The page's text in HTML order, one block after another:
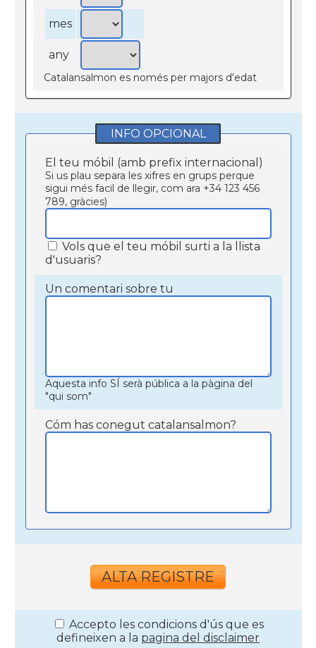
mes
any
Catalansalmon es només per majors d'edat
INFO OPCIONAL
El teu móbil (amb prefix internacional)
Si us plau separa les xifres en grups perque
sigui més facil de llegir, com ara +34 123 456
789, gràcies)
d'usuaris?
Un comentari sobre tu
Aquesta info SÍ serà pública a la pàgina del
"qui som"
Cóm has conegut catalansalmon?
Accepto les condicions d'ús que es
defineixen a la pagina del disclaimer